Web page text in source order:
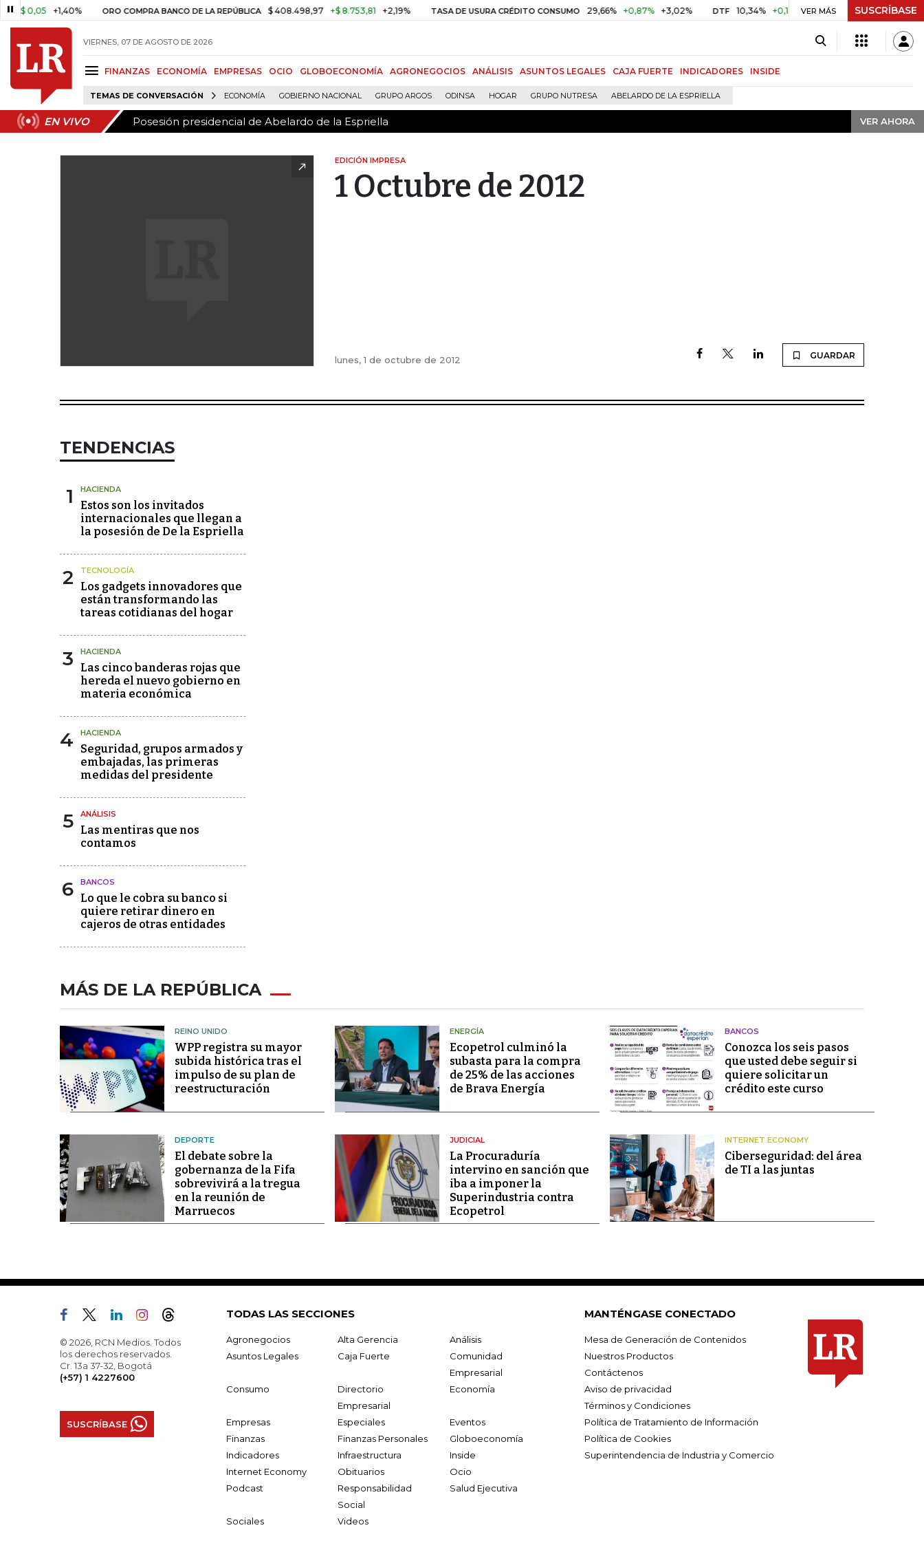
0,05 +1,40% ORO COMPRA BANCO DE LA REPÚBLICA $ 408.498,97 +$ 8.753,81 +2,19% TASA DE USURA CRÉDITO CONSUMO 29,66% +0,87% +3,02% 10,34% +0,10% +0,98% UVR $ 416,91 +$
VER MÁS SUSCRÍBASE
VIERNES, 07 DE AGOSTO DE 2026
FINANZAS ECONOMÍA EMPRESAS OCIO GLOBOECONOMÍA AGRONEGOCIOS ANÁLISIS ASUNTOS LEGALES CAJA FUERTE INDICADORES INSIDE
TEMAS DE CONVERSACIÓN ECONOMÍA GOBIERNO NACIONAL GRUPO ARGOS ODINSA HOGAR GRUPO NUTRESA ABELARDO DE LA ESPRIELLA
EN VIVO Posesión presidencial de Abelardo de la Espriella VER AHORA
EN VIVO Posesión presidencial de Abelardo de la Espriella VER AHORA
EDICIÓN IMPRESA
1 Octubre de 2012
lunes, 1 de octubre de 2012 GUARDAR
TENDENCIAS
1 HACIENDA
Estos son los invitados
internacionales que llegan a
la posesión de De la Espriella
2 TECNOLOGÍA
Los gadgets innovadores que
están transformando las
tareas cotidianas del hogar
3 HACIENDA
Las cinco banderas rojas que
hereda el nuevo gobierno en
materia económica
4 HACIENDA
Seguridad, grupos armados y
embajadas, las primeras
medidas del presidente
5 ANÁLISIS
Las mentiras que nos
contamos
6 BANCOS
Lo que le cobra su banco si
quiere retirar dinero en
cajeros de otras entidades
MÁS DE LA REPÚBLICA
REINO UNIDO
WPP registra su mayor
subida histórica tras el
impulso de su plan de
reestructuración
ENERGÍA
Ecopetrol culminó la
subasta para la compra
de 25% de las acciones
de Brava Energía
BANCOS
Conozca los seis pasos
que usted debe seguir si
quiere solicitar un
crédito este curso
DEPORTE
El debate sobre la
gobernanza de la Fifa
sobrevivirá a la tregua
en la reunión de
Marruecos
JUDICIAL
La Procuraduría
intervino en sanción que
iba a imponer la
Superindustria contra
Ecopetrol
INTERNET ECONOMY
Ciberseguridad: del área
de TI a las juntas
© 2026, RCN Medios. Todos
los derechos reservados.
Cr. 13a 37-32, Bogotá
(+57) 1 4227600
SUSCRÍBASE
TODAS LAS SECCIONES
Agronegocios Alta Gerencia
Análisis
Asuntos Legales
Caja Fuerte
Comunidad
Empresarial
Consumo
Directorio
Empresarial
Economía
Empresas Especiales
Eventos
Finanzas
Finanzas Personales
Globoeconomía
Indicadores
Infraestructura
Inside
Internet Economy
Obituarios
Ocio
Podcast
Responsabilidad
Social
Salud Ejecutiva
Sociales Videos
MANTÉNGASE CONECTADO
Mesa de Generación de Contenidos
Nuestros Productos
Contáctenos
Aviso de privacidad
Términos y Condiciones
Política de Tratamiento de Información
Política de Cookies
Superintendencia de Industria y Comercio